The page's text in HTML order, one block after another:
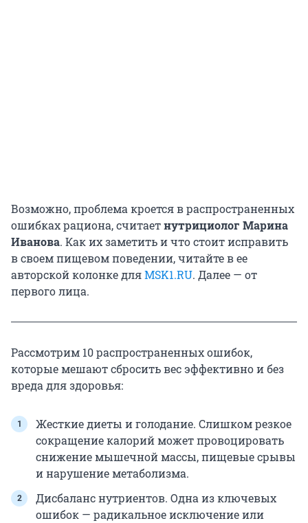
Возможно, проблема кроется в распространенных
ошибках рациона, считаетнутрициолог Марина
Иванова. Как их заметить и что стоит исправить
в своем пищевом поведении, читайте в ее
авторской колонке дляMSK1.RU. Далее — от
первого лица.
Рассмотрим 10 распространенных ошибок,
которые мешают сбросить вес эффективно и без
вреда для здоровья:
Жесткие диеты и голодание. Слишком резкое
сокращение калорий может провоцировать
снижение мышечной массы, пищевые срывы
и нарушение метаболизма.
Дисбаланс нутриентов. Одна из ключевых
ошибок — радикальное исключение или